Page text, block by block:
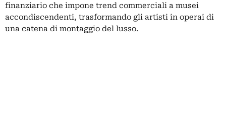
finanziario che impone trend commerciali a musei
accondiscendenti, trasformando gli artisti in operai di
una catena di montaggio del lusso.